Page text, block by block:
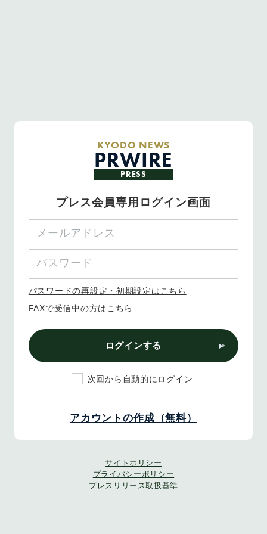
KYODO NEWS
PRWIRE
PRESS
プレス会員専用ログイン画面
パスワードの再設定・初期設定はこちら
FAXで受信中の方はこちら
ログインする
次回から自動的にログイン
アカウントの作成（無料）
サイトポリシー
プライバシーポリシー
プレスリリース取扱基準